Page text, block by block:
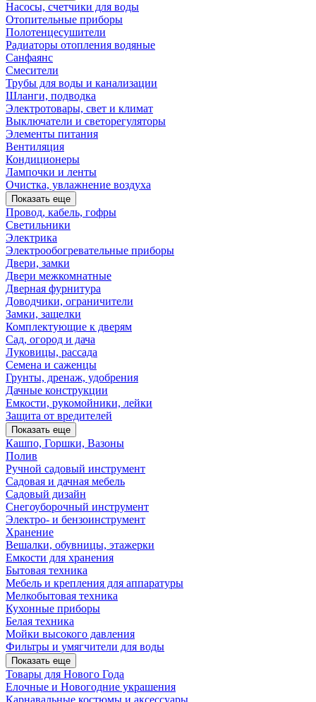
Насосы, счетчики для воды
Отопительные приборы
Полотенцесушители
Радиаторы отопления водяные
Санфаянс
Смесители
Трубы для воды и канализации
Шланги, подводка
Электротовары, свет и климат
Выключатели и светорегуляторы
Элементы питания
Вентиляция
Кондиционеры
Лампочки и ленты
Очистка, увлажнение воздуха
Показать еще
Провод, кабель, гофры
Светильники
Электрика
Электрообогревательные приборы
Двери, замки
Двери межкомнатные
Дверная фурнитура
Доводчики, ограничители
Замки, защелки
Комплектующие к дверям
Сад, огород и дача
Луковицы, рассада
Семена и саженцы
Грунты, дренаж, удобрения
Дачные конструкции
Емкости, рукомойники, лейки
Защита от вредителей
Показать еще
Кашпо, Горшки, Вазоны
Полив
Ручной садовый инструмент
Садовая и дачная мебель
Садовый дизайн
Снегоуборочный инструмент
Электро- и бензоинструмент
Хранение
Вешалки, обувницы, этажерки
Емкости для хранения
Бытовая техника
Мебель и крепления для аппаратуры
Мелкобытовая техника
Кухонные приборы
Белая техника
Мойки высокого давления
Фильтры и умягчители для воды
Показать еще
Товары для Нового Года
Елочные и Новогодние украшения
Карнавальные костюмы и аксессуары